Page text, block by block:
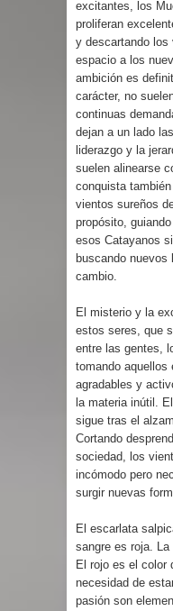
excitantes, los
proliferan
y descartando los
espacio a los
ambición es
carácter, no
continuas
dejan a un lado
liderazgo y la
suelen alinearse
conquista
vientos sureños
propósito,
esos Catayanos
buscando nuevos
cambio.
El misterio y la
estos seres, que
entre las gentes,
tomando aquellos
agradables y
la materia inútil.
sigue tras el
Cortando
sociedad, los
incómodo pero
surgir nuevas
El escarlata
sangre es roja.
El rojo es el color
necesidad de
pasión son